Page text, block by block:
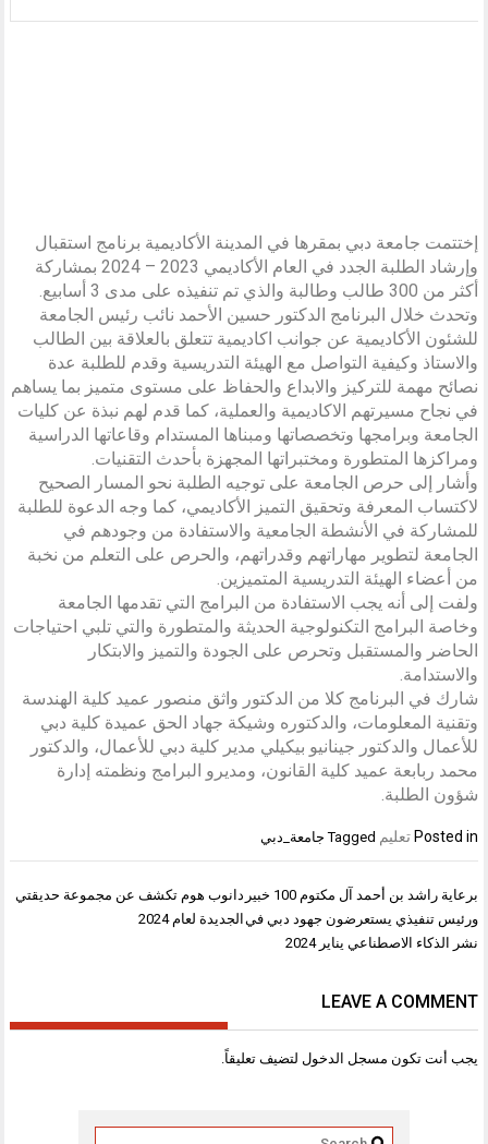
إختتمت جامعة دبي بمقرها في المدينة الأكاديمية برنامج استقبال
وإرشاد الطلبة الجدد في العام الأكاديمي 2023 – 2024 بمشاركة
أكثر من 300 طالب وطالبة والذي تم تنفيذه على مدى 3 أسابيع.
وتحدث خلال البرنامج الدكتور حسين الأحمد نائب رئيس الجامعة
للشئون الأكاديمية عن جوانب اكاديمية تتعلق بالعلاقة بين الطالب
والاستاذ وكيفية التواصل مع الهيئة التدريسية وقدم للطلبة عدة
نصائح مهمة للتركيز والابداع والحفاظ على مستوى متميز بما يساهم
في نجاح مسيرتهم الاكاديمية والعملية، كما قدم لهم نبذة عن كليات
الجامعة وبرامجها وتخصصاتها ومبناها المستدام وقاعاتها الدراسية
ومراكزها المتطورة ومختبراتها المجهزة بأحدث التقنيات.
وأشار إلى حرص الجامعة على توجيه الطلبة نحو المسار الصحيح
لاكتساب المعرفة وتحقيق التميز الأكاديمي، كما وجه الدعوة للطلبة
للمشاركة في الأنشطة الجامعية والاستفادة من وجودهم في
الجامعة لتطوير مهاراتهم وقدراتهم، والحرص على التعلم من نخبة
من أعضاء الهيئة التدريسية المتميزين.
ولفت إلى أنه يجب الاستفادة من البرامج التي تقدمها الجامعة
وخاصة البرامج التكنولوجية الحديثة والمتطورة والتي تلبي احتياجات
الحاضر والمستقبل وتحرص على الجودة والتميز والابتكار
والاستدامة.
شارك في البرنامج كلا من الدكتور واثق منصور عميد كلية الهندسة
وتقنية المعلومات، والدكتوره وشيكة جهاد الحق عميدة كلية دبي
للأعمال والدكتور جينانيو بيكيلي مدير كلية دبي للأعمال، والدكتور
محمد ربابعة عميد كلية القانون، ومديرو البرامج ونظمته إدارة
شؤون الطلبة.
Posted in تعليم Tagged جامعة_دبي
تصفّح
المقالات
دانوب هوم تكشف عن مجموعة حديقتي
الجديدة لعام 2024
برعاية راشد بن أحمد آل مكتوم 100 خبير
ورئيس تنفيذي يستعرضون جهود دبي في
نشر الذكاء الاصطناعي يناير 2024
LEAVE A COMMENT
يجب أنت تكون مسجل الدخول لتضيف تعليقاً.